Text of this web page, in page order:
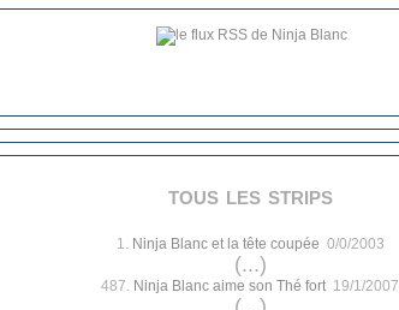
tous les strips
1. Ninja Blanc et la tête coupée 0/0/2003
(...)
487. Ninja Blanc aime son Thé fort 19/1/2007